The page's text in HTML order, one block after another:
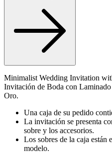
Minimalist Wedding Invitation
Invitación de Boda con
Oro.
Una caja de su pedido
La invitación se presenta
sobre y los accesorios.
Los sobres de la caja están
modelo.